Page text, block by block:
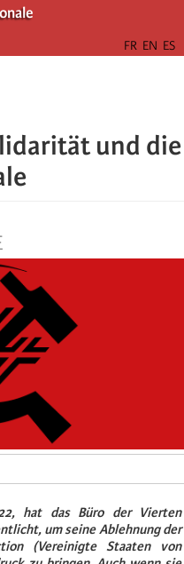
und die
hat das Büro der Vierten
um seine Ablehnung der
(Vereinigte Staaten von